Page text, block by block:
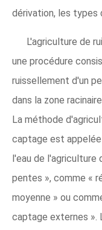
dérivation, les types
L'agriculture de
une procédure
ruissellement d'un
dans la zone
La méthode
captage est
l'eau de l'agriculture
pentes », comme «
moyenne » ou
captage externes ».